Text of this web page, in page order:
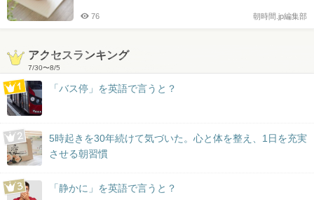
朝時間.jp編集部
76
アクセスランキング
7/30〜8/5
「バス停」を英語で言うと？
5時起きを30年続けて気づいた。心と体を整え、1日を充実
させる朝習慣
「静かに」を英語で言うと？